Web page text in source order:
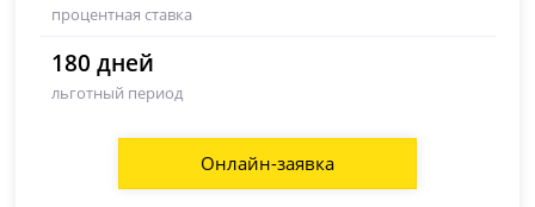
процентная ставка
180 дней
льготный период
Онлайн-заявка